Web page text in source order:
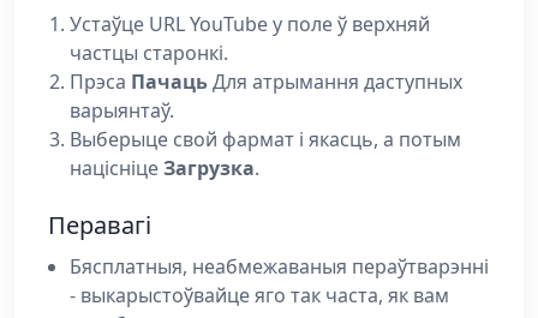
Устаўце URL YouTube у поле ў верхняй
частцы старонкі.
Прэса ПачацьДля атрымання даступных
варыянтаў.
Выберыце свой фармат і якасць, а потым
націсніцеЗагрузка.
Перавагі
Бясплатныя, неабмежаваныя пераўтварэнні
- выкарыстоўвайце яго так часта, як вам